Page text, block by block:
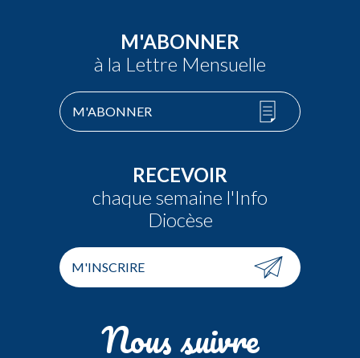
M'ABONNER
à la Lettre Mensuelle
M'ABONNER
RECEVOIR
chaque semaine l'Info
Diocèse
M'INSCRIRE
Nous suivre